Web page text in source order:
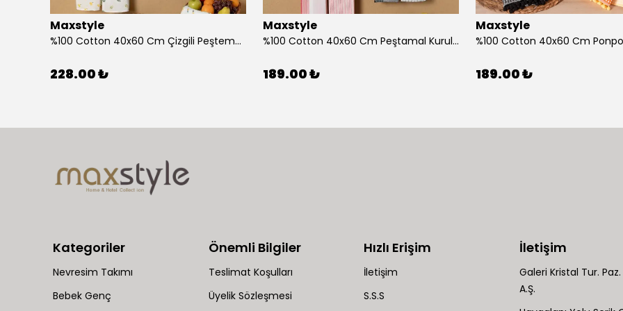
Maxstyle
%100 Cotton 40x60 Cm Çizgili Peştemal Kurulama Bezi 2 Li Set
228.00 ₺
Maxstyle
%100 Cotton 40x60 Cm Peştamal Kurulama Bezi 4 Lü Set
189.00 ₺
Maxstyle
189.00 ₺
Kategoriler
Nevresim Takımı
Bebek Genç
Önemli Bilgiler
Teslimat Koşulları
Üyelik Sözleşmesi
Hızlı Erişim
İletişim
S.S.S
İletişim
Galeri Kristal Tur.
A.Ş.